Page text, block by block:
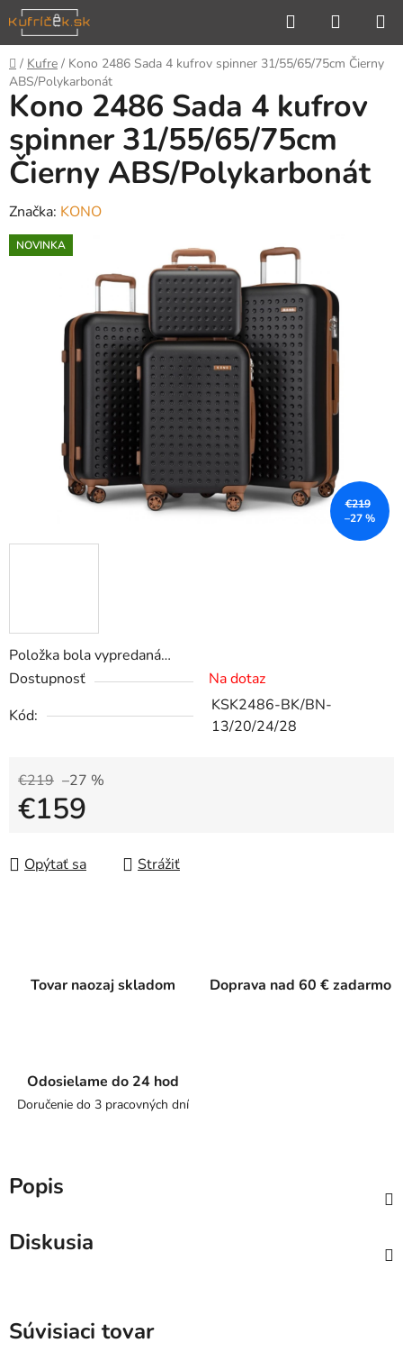
Prejsť
na
obsah
Hľadať
KOŠÍK
Domov
/ Kufre / Kono 2486 Sada 4 kufrov spinner 31/55/65/75cm Čierny
ABS/Polykarbonát
Položka bola vypredaná…
Dostupnosť
Na dotaz
Kód:
KSK2486-BK/BN-
13/20/24/28
€219 –27 %
€159
Opýtať sa
Strážiť
Kono 2486 Sada 4 kufrov
spinner 31/55/65/75cm
Čierny ABS/Polykarbonát
Značka: KONO
NOVINKA
€219
–27 %
Tovar naozaj skladom Doprava nad 60 € zadarmo
Odosielame do 24 hod
Doručenie do 3 pracovných dní
Popis
Diskusia
Súvisiaci tovar